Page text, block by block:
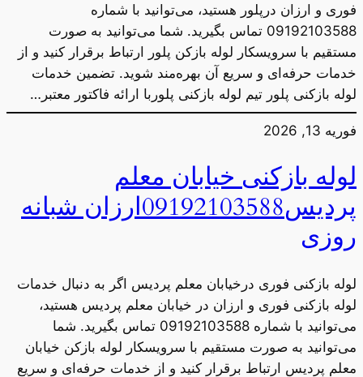
فوری و ارزان درپلور هستید، می‌توانید با شماره
09192103588 تماس بگیرید. شما می‌توانید به صورت
مستقیم با سرویسکار لوله بازکن پلور ارتباط برقرار کنید و از
خدمات حرفه‌ای و سریع آن بهره‌مند شوید. تضمین خدمات
لوله بازکنی پلور تیم لوله بازکنی پلوربا ارائه فاکتور معتبر…
فوریه 13, 2026
لوله بازکنی خیابان معلم
پردیس09192103588ارزان شبانه
روزی
لوله بازکنی فوری درخیابان معلم پردیس اگر به دنبال خدمات
لوله بازکنی فوری و ارزان در خیابان معلم پردیس هستید،
می‌توانید با شماره 09192103588 تماس بگیرید. شما
می‌توانید به صورت مستقیم با سرویسکار لوله بازکن خیابان
معلم پردیس ارتباط برقرار کنید و از خدمات حرفه‌ای و سریع